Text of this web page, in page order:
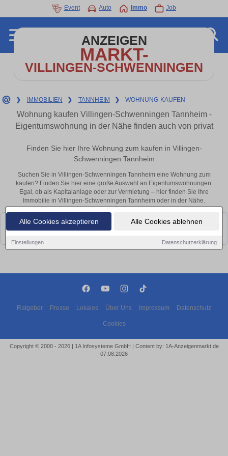
Alle Cookies akzeptieren Alle Cookies ablehnen
Einstellungen Datenschutzerklärung
Event Auto Immo Job
ANZEIGEN
MARKT-
VILLINGEN-SCHWENNINGEN
❯ IMMOBILIEN ❯ TANNHEIM ❯ WOHNUNG-KAUFEN
Wohnung kaufen Villingen-Schwenningen Tannheim -
Eigentumswohnung in der Nähe finden auch von privat
Finden Sie hier Ihre Wohnung zum kaufen in Villingen-
Schwenningen Tannheim
Suchen Sie in Villingen-Schwenningen Tannheim eine Wohnung zum
kaufen? Finden Sie hier eine große Auswahl an Eigentumswohnungen.
Egal, ob als Kapitalanlage oder zur Vermietung – hier finden Sie Ihre
Immobilie in Villingen-Schwenningen Tannheim oder in der Nähe.
Leider konnten wir derzeit keine passenden Objekte finden. Schauen Sie
bald wieder vorbei!
Ratgeber Presse Lokales Über Uns Impressum Datenschutz
Cookies
Copyright © 2000 - 2026 | 1A Infosysteme GmbH | Content by: 1A-Anzeigenmarkt.de
07.08.2026